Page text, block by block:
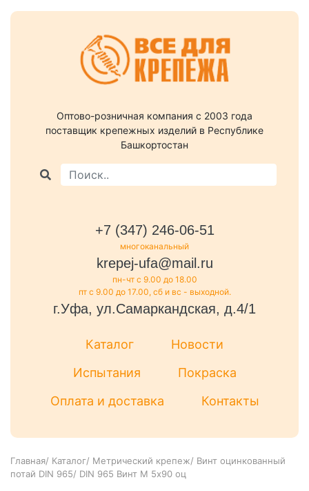
Оптово-розничная компания c 2003 года
поставщик крепежных изделий в Республике
Башкортостан
+7 (347) 246-06-51
многоканальный
krepej-ufa@mail.ru
пн-чт с 9.00 до 18.00
пт с 9.00 до 17.00, сб и вс - выходной.
г.Уфа, ул.Самаркандская, д.4/1
Каталог
Новости
Испытания
Покраска
Оплата и доставка
Контакты
Главная/ Каталог/ Метрический крепеж/ Винт оцинкованный
потай DIN 965/ DIN 965 Винт М 5х90 оц